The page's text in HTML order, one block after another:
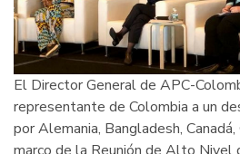
El Director General de APC-
representante de Colombia a un
por Alemania, Bangladesh,